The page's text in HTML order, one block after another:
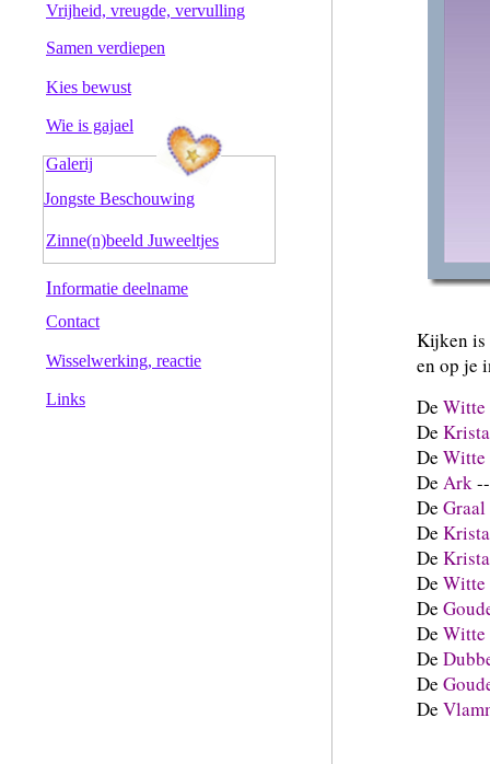
Vrijheid, vreugde, vervulling
Samen verdiepen
Kies bewust
Wie is gajael
Wisselwerking, reactie
Links
Galerij
Jongste Beschouwing
Zinne(n)beeld Juweeltjes
Contact
Informatie deelname
Kijken is
en op je
De Witte
De
De
De Ark
De Graal
De
De
De Witte
De
De
De
De
De